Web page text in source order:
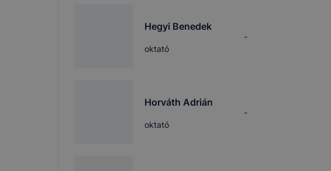
Hegyi Benedek
oktató
-
Horváth Adrián
oktató
-